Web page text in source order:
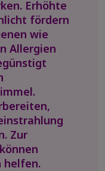
Erhöhte
fördern
wie
Allergien
Zur
helfen.